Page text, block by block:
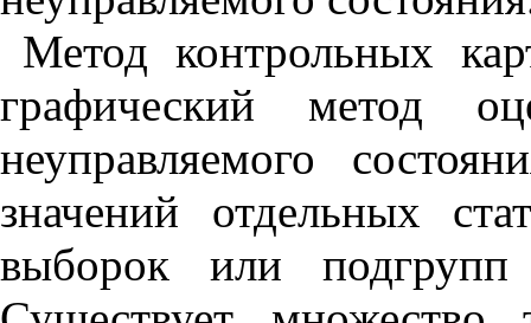
Метод контрольных
графический метод
неуправляемого
значений отдельных
выборок или